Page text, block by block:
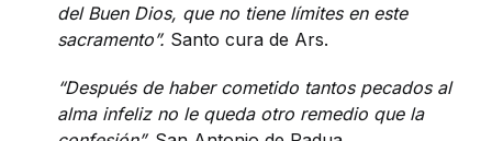
del Buen Dios, que no tiene límites en este
sacramento”. Santo cura de Ars.
“Después de haber cometido tantos pecados al
alma infeliz no le queda otro remedio que la